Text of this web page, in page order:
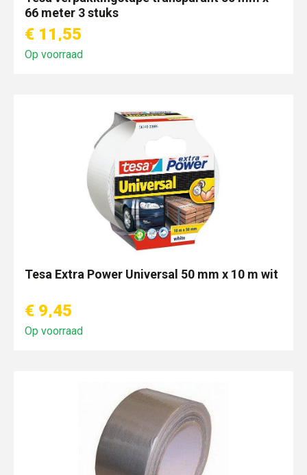
66 meter 3 stuks
€ 11,55
Op voorraad
Tesa Extra Power Universal 50 mm x 10 m wit
€ 9,45
Op voorraad